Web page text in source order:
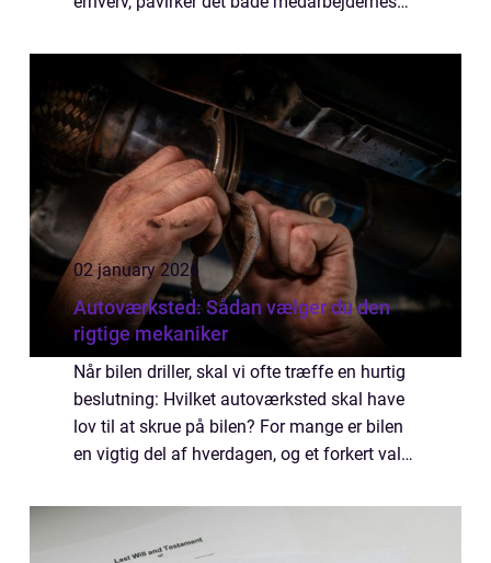
virksomhedens brand. Farver, materialer og
udførels...
02 january 2026
Autoværksted: Sådan vælger du den
rigtige mekaniker
Når bilen driller, skal vi ofte træffe en hurtig
beslutning: Hvilket autoværksted skal have
lov til at skrue på bilen? For mange er bilen
en vigtig del af hverdagen, og et forkert valg